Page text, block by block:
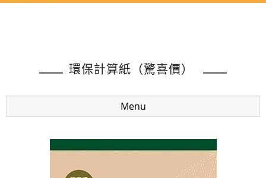
環保計算紙（驚喜價）
Menu